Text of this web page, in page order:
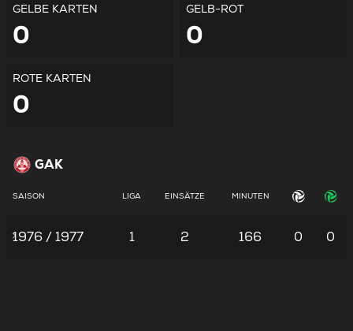
GELBE KARTEN
0
GELB-ROT
0
ROTE KARTEN
0
GAK
SAISON LIGA EINSÄTZE MINUTEN
1976 / 1977 1 2 166 0 0